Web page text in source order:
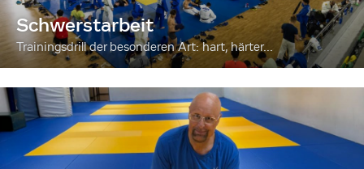
Schwerstarbeit
Trainingsdrill der besonderen Art: hart, härter...